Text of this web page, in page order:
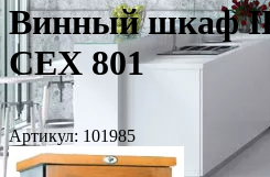
Винный шкаф
CEX 801
Артикул: 101985